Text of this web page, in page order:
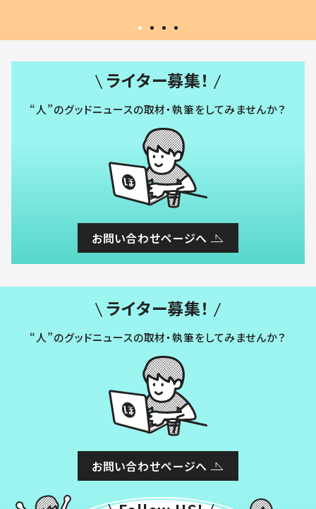
ライター募集！
“人”のグッドニュースの取材・執筆をしてみませんか？
お問い合わせページへ
ライター募集！
“人”のグッドニュースの取材・執筆をしてみませんか？
お問い合わせページへ